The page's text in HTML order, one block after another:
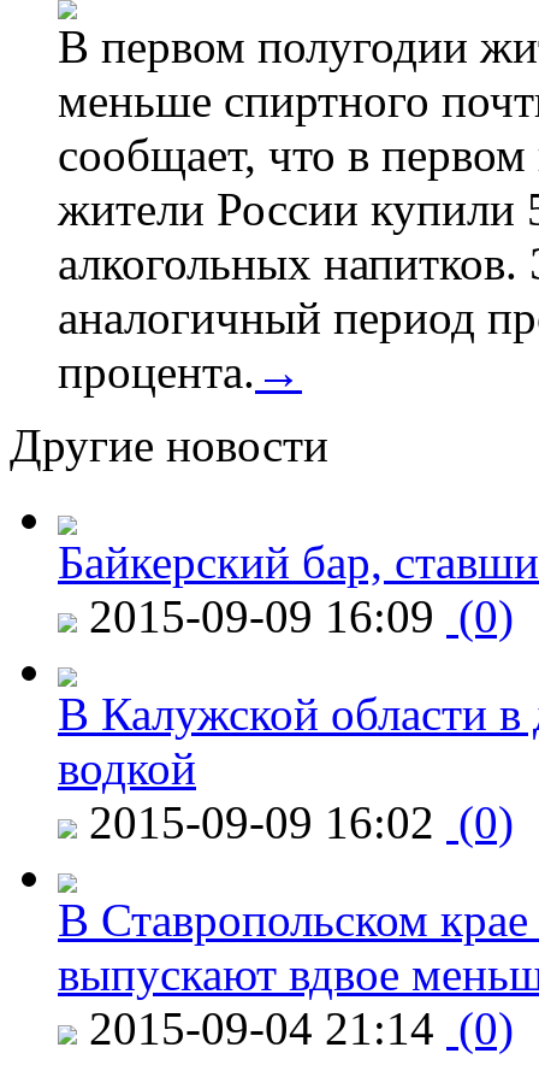
В первом полугодии
меньше спиртного
сообщает, что в
жители России купили
алкогольных
аналогичный период
процента. →
Другие новости
Байкерский бар,
2015-09-09 16:09 (0)
В Калужской области в
водкой
2015-09-09 16:02 (0)
В Ставропольском
выпускают вдвое
2015-09-04 21:14 (0)